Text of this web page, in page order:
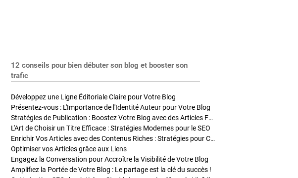
12 conseils pour bien débuter son blog et booster son
trafic
Développez une Ligne Éditoriale Claire pour Votre Blog
Présentez-vous : L'Importance de l'Identité Auteur pour Votre Blog
Stratégies de Publication : Boostez Votre Blog avec des Articles Fréquents et Exclusifs
L'Art de Choisir un Titre Efficace : Stratégies Modernes pour le SEO
Enrichir Vos Articles avec des Contenus Riches : Stratégies pour Captiver et Optimiser
Optimiser vos Articles grâce aux Liens
Engagez la Conversation pour Accroître la Visibilité de Votre Blog
Amplifiez la Portée de Votre Blog : Le partage est la clé du succès !